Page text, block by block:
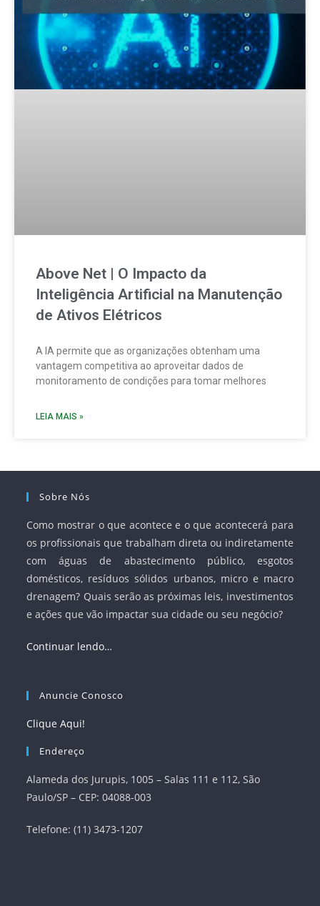
Above Net | O Impacto da
Inteligência Artificial na Manutenção
de Ativos Elétricos
A IA permite que as organizações obtenham uma
vantagem competitiva ao aproveitar dados de
monitoramento de condições para tomar melhores
LEIA MAIS »
Sobre Nós
Como mostrar o que acontece e o que acontecerá para
os profissionais que trabalham direta ou indiretamente
com águas de abastecimento público, esgotos
domésticos, resíduos sólidos urbanos, micro e macro
drenagem? Quais serão as próximas leis, investimentos
e ações que vão impactar sua cidade ou seu negócio?
Continuar lendo…
Anuncie Conosco
Clique Aqui!
Endereço
Alameda dos Jurupis, 1005 – Salas 111 e 112, São
Paulo/SP – CEP: 04088-003
Telefone: (11) 3473-1207